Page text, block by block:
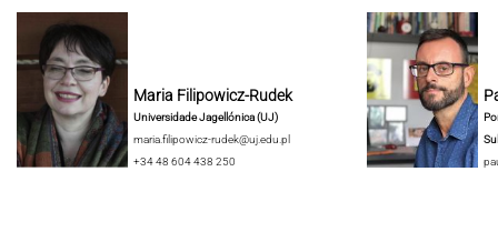
Maria Filipowicz-Rudek
Universidade Jagellónica (UJ)
maria.filipowicz-rudek@uj.edu.pl
+34 48 604 438 250
Sul